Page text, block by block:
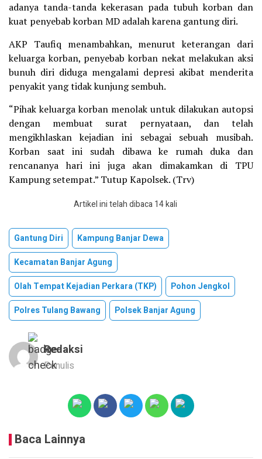
adanya tanda-tanda kekerasan pada tubuh korban dan
kuat penyebab korban MD adalah karena gantung diri.
AKP Taufiq menambahkan, menurut keterangan dari
keluarga korban, penyebab korban nekat melakukan aksi
bunuh diri diduga mengalami depresi akibat menderita
penyakit yang tidak kunjung sembuh.
“Pihak keluarga korban menolak untuk dilakukan autopsi
dengan membuat surat pernyataan, dan telah
mengikhlaskan kejadian ini sebagai sebuah musibah.
Korban saat ini sudah dibawa ke rumah duka dan
rencananya hari ini juga akan dimakamkan di TPU
Kampung setempat.” Tutup Kapolsek. (Trv)
Artikel ini telah dibaca 14 kali
Gantung Diri
Kampung Banjar Dewa
Kecamatan Banjar Agung
Olah Tempat Kejadian Perkara (TKP)
Pohon Jengkol
Polres Tulang Bawang
Polsek Banjar Agung
Redaksi
Penulis
Baca Lainnya